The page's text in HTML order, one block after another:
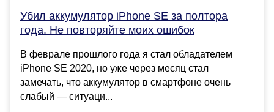
Убил аккумулятор iPhone SE за полтора
года. Не повторяйте моих ошибок
В феврале прошлого года я стал обладателем
iPhone SE 2020, но уже через месяц стал
замечать, что аккумулятор в смартфоне очень
слабый — ситуаци...